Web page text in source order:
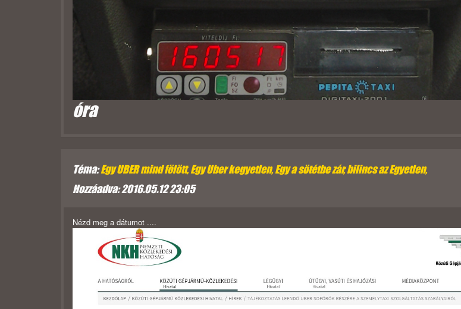
óra
Téma:Egy UBER mind fölött, Egy Uber kegyetlen, Egy a sötétbe zár, bilincs az Egyetlen,
Hozzáadva: 2016.05.12 23:05
Nézd meg a dátumot ....